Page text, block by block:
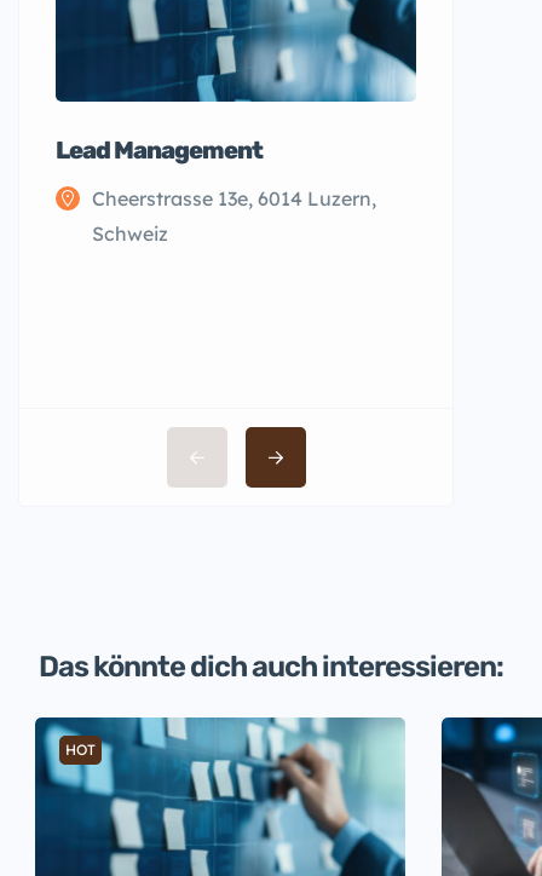
Lead Management
Cheerstrasse 13e, 6014 Luzern,
Schweiz
Das könnte dich auch interessieren:
HOT